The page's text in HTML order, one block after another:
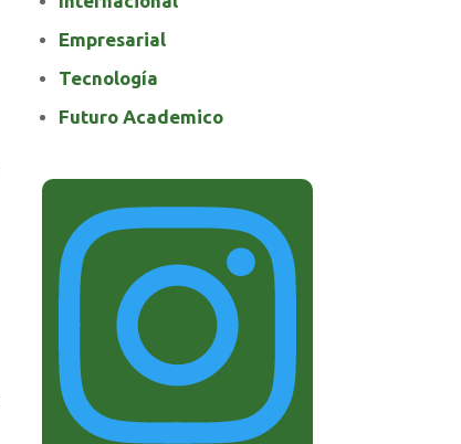
Empresarial
Tecnología
Futuro Academico